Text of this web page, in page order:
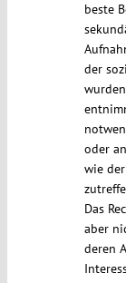
beste
der
oder
wie
Das
aber
deren